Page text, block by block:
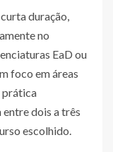
duração,
no
EaD ou
foco em áreas
prática
dois a três
escolhido.